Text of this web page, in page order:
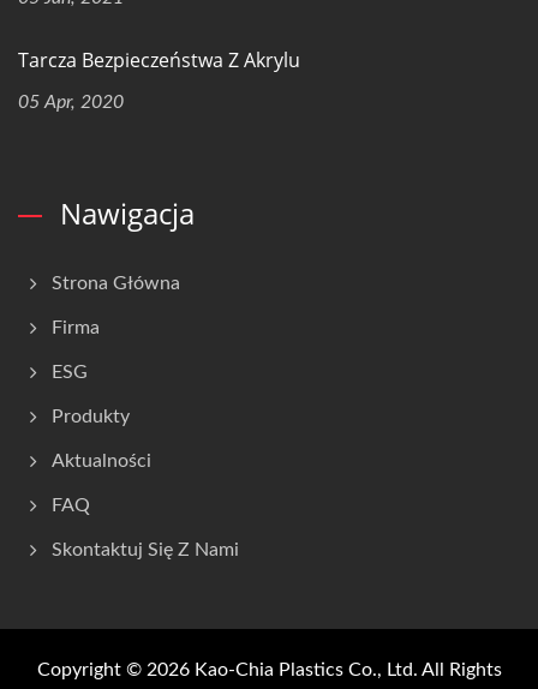
Tarcza Bezpieczeństwa Z Akrylu
05 Apr, 2020
Nawigacja
Strona Główna
Firma
ESG
Produkty
Aktualności
FAQ
Skontaktuj Się Z Nami
Copyright © 2026 Kao-Chia Plastics Co., Ltd. All Rights